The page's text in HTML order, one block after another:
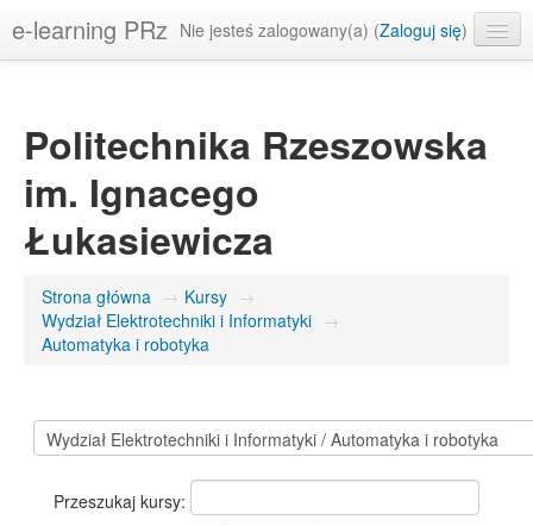
e-learning PRz Nie jesteś zalogowany(a) (Zaloguj się)
Politechnika Rzeszowska
im. Ignacego
Łukasiewicza
Strona główna → Kursy →
Wydział Elektrotechniki i Informatyki →
Automatyka i robotyka
Przeszukaj kursy: